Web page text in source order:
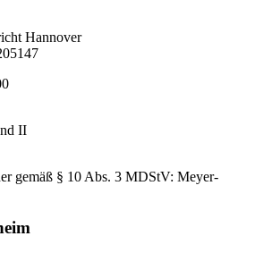
Hannover
II
gemäß § 10 Abs. 3 MDStV: Meyer-